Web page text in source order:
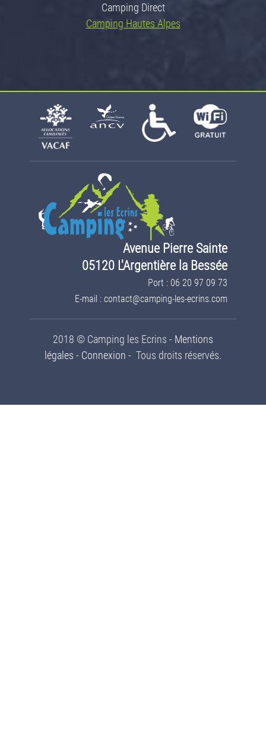
Camping Direct
Camping Hautes Alpes
Avenue Pierre Sainte
05120 L'Argentière la Bessée
Port : 06 20 97 09 73
E-mail : contact@camping-les-ecrins.com
2018 © Camping les Ecrins - Mentions
légales - Connexion - Tous droits réservés.